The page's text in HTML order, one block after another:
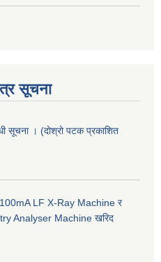
सूचना
सूचना । (दोश्रो पटक प्रकाशित
100mA LF X-Ray Machine र
Analyser Machine खरिद